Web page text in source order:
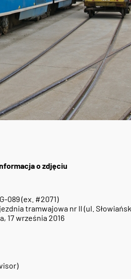
o zdjęciu
089 (ex. #2071)
tramwajowa nr II (ul.
17 września 2016